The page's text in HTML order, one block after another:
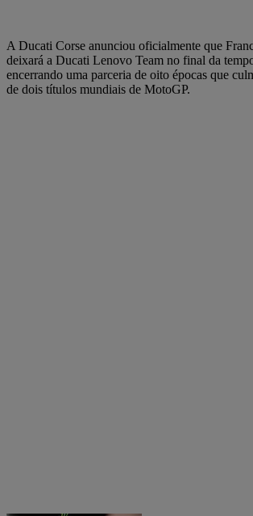
A Ducati Corse anunciou oficialmente que
deixará a Ducati Lenovo Team no final da
encerrando uma parceria de oito épocas que
de dois títulos mundiais de MotoGP.